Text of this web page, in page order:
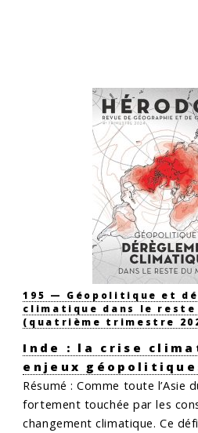
195 — Géopolitique et
climatique dans le reste
(quatrième trimestre
Inde : la crise
enjeux
Résumé :Comme toute l’Asie
fortement touchée par les
changement climatique. Ce